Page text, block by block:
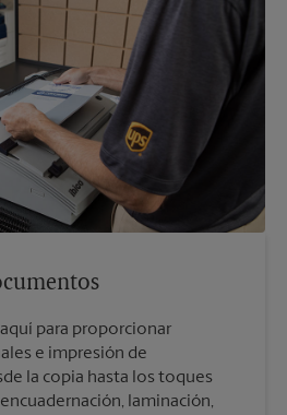
para proporcionar
e impresión de
la copia hasta los toques
laminación,